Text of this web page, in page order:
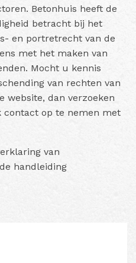
Betonhuis heeft de
betracht bij het
en portretrecht van de
met het maken van
Mocht u kennis
van rechten van
website, dan verzoeken
op te nemen met
van
de handleiding